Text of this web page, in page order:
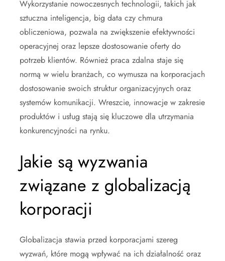
Wykorzystanie nowoczesnych technologii, takich jak
sztuczna inteligencja, big data czy chmura
obliczeniowa, pozwala na zwiększenie efektywności
operacyjnej oraz lepsze dostosowanie oferty do
potrzeb klientów. Również praca zdalna staje się
normą w wielu branżach, co wymusza na korporacjach
dostosowanie swoich struktur organizacyjnych oraz
systemów komunikacji. Wreszcie, innowacje w zakresie
produktów i usług stają się kluczowe dla utrzymania
konkurencyjności na rynku.
Jakie są wyzwania
związane z globalizacją
korporacji
Globalizacja stawia przed korporacjami szereg
wyzwań, które mogą wpływać na ich działalność oraz